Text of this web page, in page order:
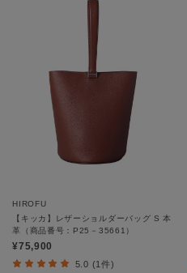
HIROFU
【キッカ】レザーショルダーバッグ S 本
革（商品番号：P25－35661）
¥75,900
5.0 (1件)